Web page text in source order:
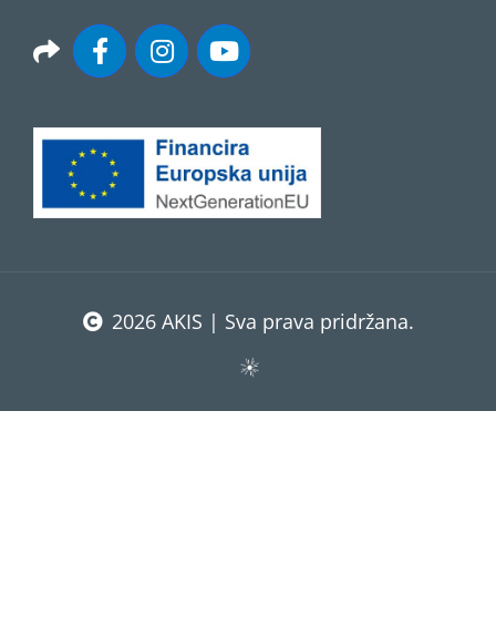
2026 AKIS | Sva prava pridržana.